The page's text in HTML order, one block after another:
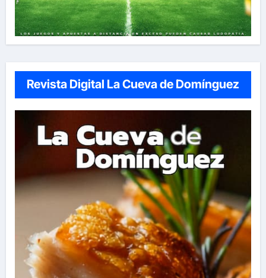
Revista Digital La Cueva de Domínguez